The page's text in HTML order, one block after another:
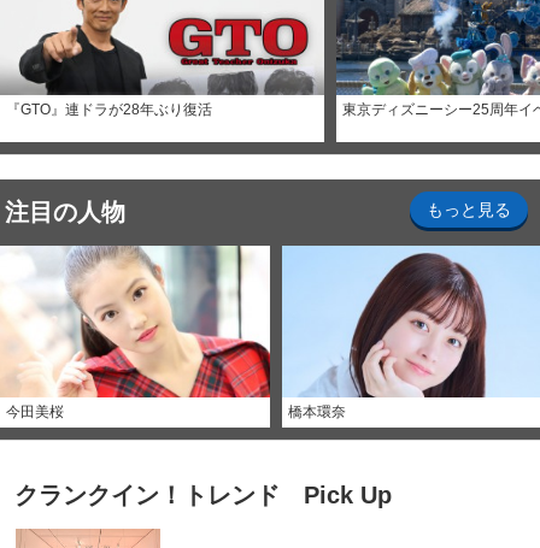
『GTO』連ドラが28年ぶり復活 東京ディズニーシー25周年イ
注目の人物 もっと見る
今田美桜 橋本環奈
クランクイン！トレンド Pick Up